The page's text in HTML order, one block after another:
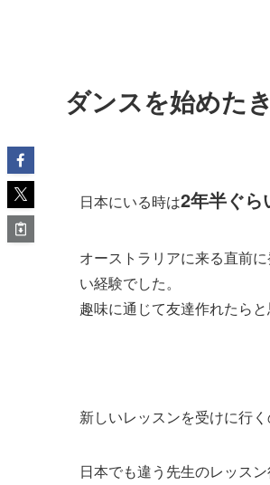
ダンスを始めた
日本にいる時は2年半ぐら
オーストラリアに来る直前
い経験でした。
趣味に通じて友達作れたら
新しいレッスンを受けに行
日本でも違う先生のレッス